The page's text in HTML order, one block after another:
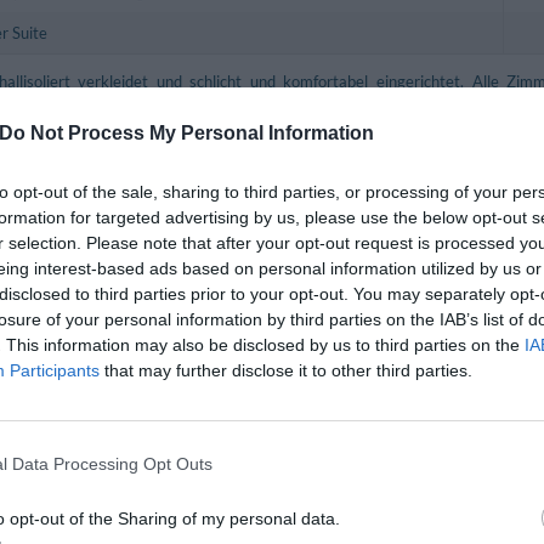
Do Not Process My Personal Information
opt-out of the sale, sharing to third parties, or processing of your
for targeted advertising by us, please use the below opt-out
selection. Please note that after your opt-out request is processed
interest-based ads based on personal information utilized by us
to third parties prior to your opt-out. You may separately
of your personal information by third parties on the IAB’s list of
This information may also be disclosed by us to third parties on the
Participants that may further disclose it to other third parties.
Data Processing Opt Outs
opt-out of the Sharing of my personal data.
Suite
verkleidet und schlicht und komfortabel eingerichtet. Alle
auch über eine Jacuzzi-Whirlpool-Badewanne.
Einzelzimmer, Zweibettzimmer, Doppelbettzimmer, Dreibettzimmer,
Doppelbettzimmer Superior, Zweibettzimmer Superior mit Nutzung als
Leistungen
Ausflüge
Gepäckaufbewahrung
werden akzeptiert
Klimaanlage in den
Personal
Portier
Tageszeitungen
und Bar